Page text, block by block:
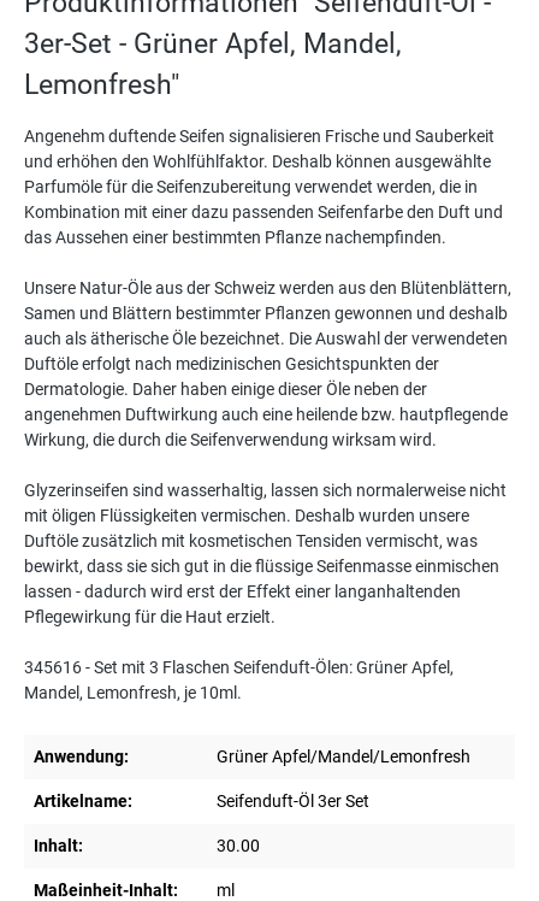
3er-Set - Grüner Apfel, Mandel,
Lemonfresh"
Angenehm duftende Seifen signalisieren Frische und Sauberkeit
und erhöhen den Wohlfühlfaktor. Deshalb können ausgewählte
Parfumöle für die Seifenzubereitung verwendet werden, die in
Kombination mit einer dazu passenden Seifenfarbe den Duft und
das Aussehen einer bestimmten Pflanze nachempfinden.
Unsere Natur-Öle aus der Schweiz werden aus den Blütenblättern,
Samen und Blättern bestimmter Pflanzen gewonnen und deshalb
auch als ätherische Öle bezeichnet. Die Auswahl der verwendeten
Duftöle erfolgt nach medizinischen Gesichtspunkten der
Dermatologie. Daher haben einige dieser Öle neben der
angenehmen Duftwirkung auch eine heilende bzw. hautpflegende
Wirkung, die durch die Seifenverwendung wirksam wird.
Glyzerinseifen sind wasserhaltig, lassen sich normalerweise nicht
mit öligen Flüssigkeiten vermischen. Deshalb wurden unsere
Duftöle zusätzlich mit kosmetischen Tensiden vermischt, was
bewirkt, dass sie sich gut in die flüssige Seifenmasse einmischen
lassen - dadurch wird erst der Effekt einer langanhaltenden
Pflegewirkung für die Haut erzielt.
345616 - Set mit 3 Flaschen Seifenduft-Ölen: Grüner Apfel,
Mandel, Lemonfresh, je 10ml.
Anwendung: Grüner Apfel/Mandel/Lemonfresh
Artikelname: Seifenduft-Öl 3er Set
Inhalt: 30.00
Maßeinheit-Inhalt: ml